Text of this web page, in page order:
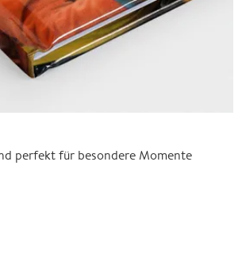
perfekt für besondere Momente